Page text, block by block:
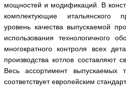
мощностей и модификаций. В
комплектующие итальянского
уровень качества выпускаемой
использования технологичного
многократного контроля всех
производства котлов составляют
Весь ассортимент выпускаемых
соответствует европейским